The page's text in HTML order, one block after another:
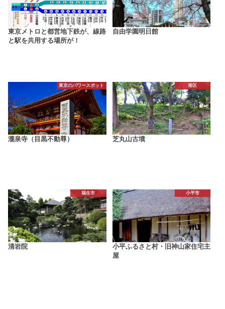
東京メトロと都営地下鉄が、線路
と駅を共用する場所が！
自由学園明日館
東京のパワースポット
瀧泉寺（目黒不動尊）
港区
芝丸山古墳
福生市
清岩院
小平市
小平ふるさと村・旧神山家住宅主
屋